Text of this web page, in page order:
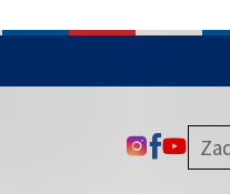
je zabezpečená
ODKAZ SA
ODKAZ
ODKAZ